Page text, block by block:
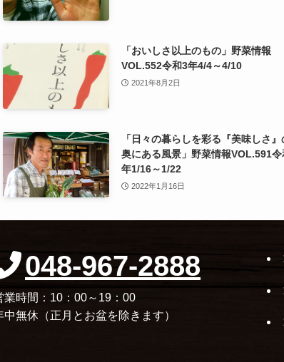
「おいしさ以上のもの」野菜情報
VOL.552令和3年4/4～4/10
2021年8月2日
「日々の暮らしを彩る『美味しさ』
奥にある風景」野菜情報VOL.591令
年1/16～1/22
2022年1月16日
048-967-2888
業時間：10：00～19：00
中無休（正月とお盆を除きます）